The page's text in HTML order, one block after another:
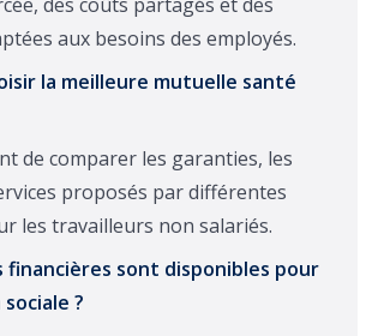
aux besoins des employés.
la meilleure mutuelle santé
de comparer les garanties, les
proposés par différentes
les travailleurs non salariés.
financières sont disponibles pour
?